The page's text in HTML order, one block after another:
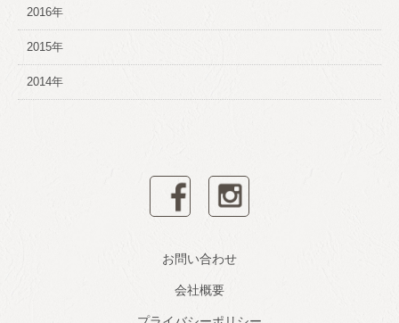
2016年
2015年
2014年
facebook instagram
お問い合わせ
会社概要